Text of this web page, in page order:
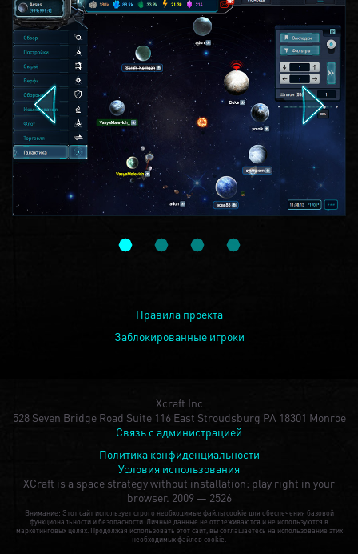
Правила проекта
Заблокированные игроки
Xcraft Inc
528 Seven Bridge Road Suite 116 East Stroudsburg PA 18301 Monroe
Связь с администрацией
Политика конфиденциальности
Условия использования
XCraft is a space strategy without installation: play right in your
browser. 2009 — 2526
Внимание: Этот сайт использует строго необходимые файлы cookie для обеспечения базовой
функциональности и безопасности. Личные данные не отслеживаются и не используются в
маркетинговых целях. Продолжая использовать этот сайт, вы соглашаетесь на использование этих
необходимых файлов cookie.